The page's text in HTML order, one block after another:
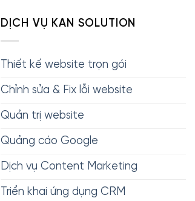
DỊCH VỤ KAN SOLUTION
Thiết kế website trọn gói
Chỉnh sửa & Fix lỗi website
Quản trị website
Quảng cáo Google
Dịch vụ Content Marketing
Triển khai ứng dụng CRM